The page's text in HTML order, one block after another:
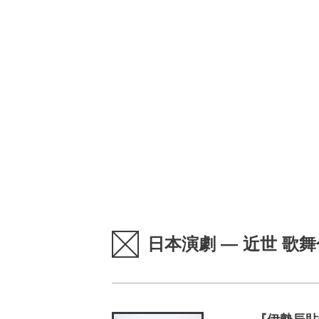
日本演劇 — 近世 歌